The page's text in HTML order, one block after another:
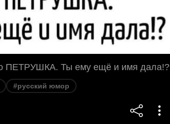
ПЕТРУШКА. Ты ему ещё и имя дала!?
#русский юмор